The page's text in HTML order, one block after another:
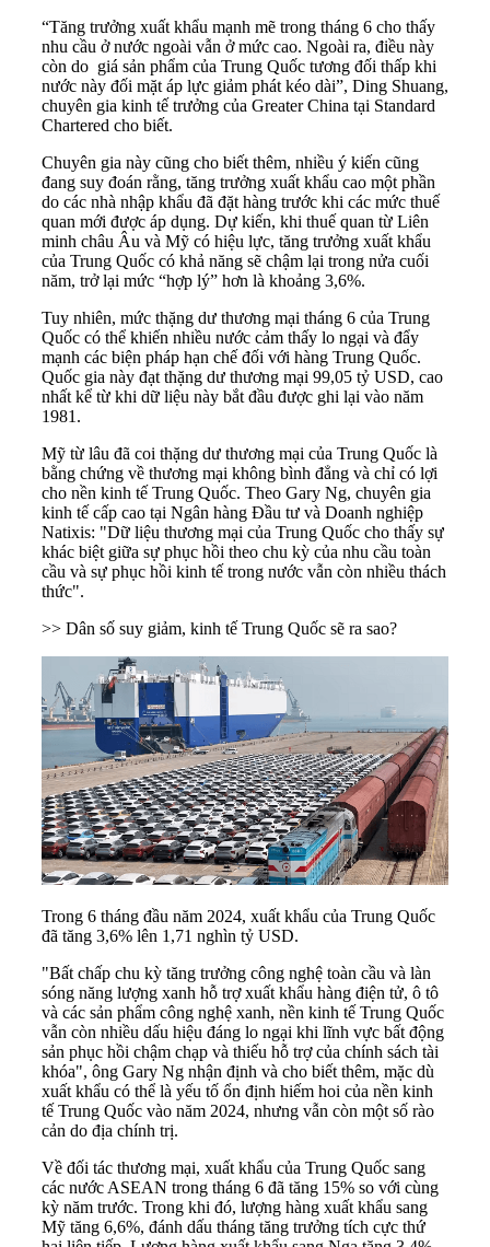
“Tăng trưởng xuất khẩu mạnh mẽ trong tháng 6 cho thấy
nhu cầu ở nước ngoài vẫn ở mức cao. Ngoài ra, điều này
còn do giá sản phẩm của Trung Quốc tương đối thấp khi
nước này đối mặt áp lực giảm phát kéo dài”, Ding Shuang,
chuyên gia kinh tế trưởng của Greater China tại Standard
Chartered cho biết.
Chuyên gia này cũng cho biết thêm, nhiều ý kiến cũng
đang suy đoán rằng, tăng trưởng xuất khẩu cao một phần
do các nhà nhập khẩu đã đặt hàng trước khi các mức thuế
quan mới được áp dụng. Dự kiến, khi thuế quan từ Liên
minh châu Âu và Mỹ có hiệu lực, tăng trưởng xuất khẩu
của Trung Quốc có khả năng sẽ chậm lại trong nửa cuối
năm, trở lại mức “hợp lý” hơn là khoảng 3,6%.
Tuy nhiên, mức thặng dư thương mại tháng 6 của Trung
Quốc có thể khiến nhiều nước cảm thấy lo ngại và đẩy
mạnh các biện pháp hạn chế đối với hàng Trung Quốc.
Quốc gia này đạt thặng dư thương mại 99,05 tỷ USD, cao
nhất kể từ khi dữ liệu này bắt đầu được ghi lại vào năm
1981.
Mỹ từ lâu đã coi thặng dư thương mại của Trung Quốc là
bằng chứng về thương mại không bình đẳng và chỉ có lợi
cho nền kinh tế Trung Quốc. Theo Gary Ng, chuyên gia
kinh tế cấp cao tại Ngân hàng Đầu tư và Doanh nghiệp
Natixis: "Dữ liệu thương mại của Trung Quốc cho thấy sự
khác biệt giữa sự phục hồi theo chu kỳ của nhu cầu toàn
cầu và sự phục hồi kinh tế trong nước vẫn còn nhiều thách
thức".
>> Dân số suy giảm, kinh tế Trung Quốc sẽ ra sao?
Trong 6 tháng đầu năm 2024, xuất khẩu của Trung Quốc
đã tăng 3,6% lên 1,71 nghìn tỷ USD.
"Bất chấp chu kỳ tăng trưởng công nghệ toàn cầu và làn
sóng năng lượng xanh hỗ trợ xuất khẩu hàng điện tử, ô tô
và các sản phẩm công nghệ xanh, nền kinh tế Trung Quốc
vẫn còn nhiều dấu hiệu đáng lo ngại khi lĩnh vực bất động
sản phục hồi chậm chạp và thiếu hỗ trợ của chính sách tài
khóa", ông Gary Ng nhận định và cho biết thêm, mặc dù
xuất khẩu có thể là yếu tố ổn định hiếm hoi của nền kinh
tế Trung Quốc vào năm 2024, nhưng vẫn còn một số rào
cản do địa chính trị.
Về đối tác thương mại, xuất khẩu của Trung Quốc sang
các nước ASEAN trong tháng 6 đã tăng 15% so với cùng
kỳ năm trước. Trong khi đó, lượng hàng xuất khẩu sang
Mỹ tăng 6,6%, đánh dấu tháng tăng trưởng tích cực thứ